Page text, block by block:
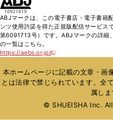
ABJマークは、この電子書店・電子書籍
ンツ使用許諾を得た正規版配信サービス
第6091713号）です。ABJマークの詳細
の一覧はこちら。
https://aebs.or.jp/
新
い
ウ
ィ
ウ
本ホームページに記載の文章・画
とは法律で禁じられています。全
属しま
© SHUEISHA Inc.